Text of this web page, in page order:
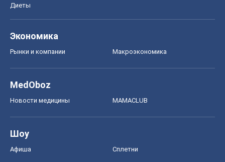
Диеты
Экономика
Рынки и компании Mакроэкономика
MedOboz
Новости медицины MAMACLUB
Шоу
Афиша Сплетни